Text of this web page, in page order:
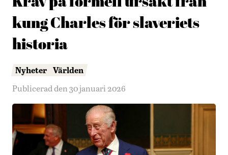
kung Charles för slaveriets
historia
Nyheter Världen
Publicerad den 30 januari 2026